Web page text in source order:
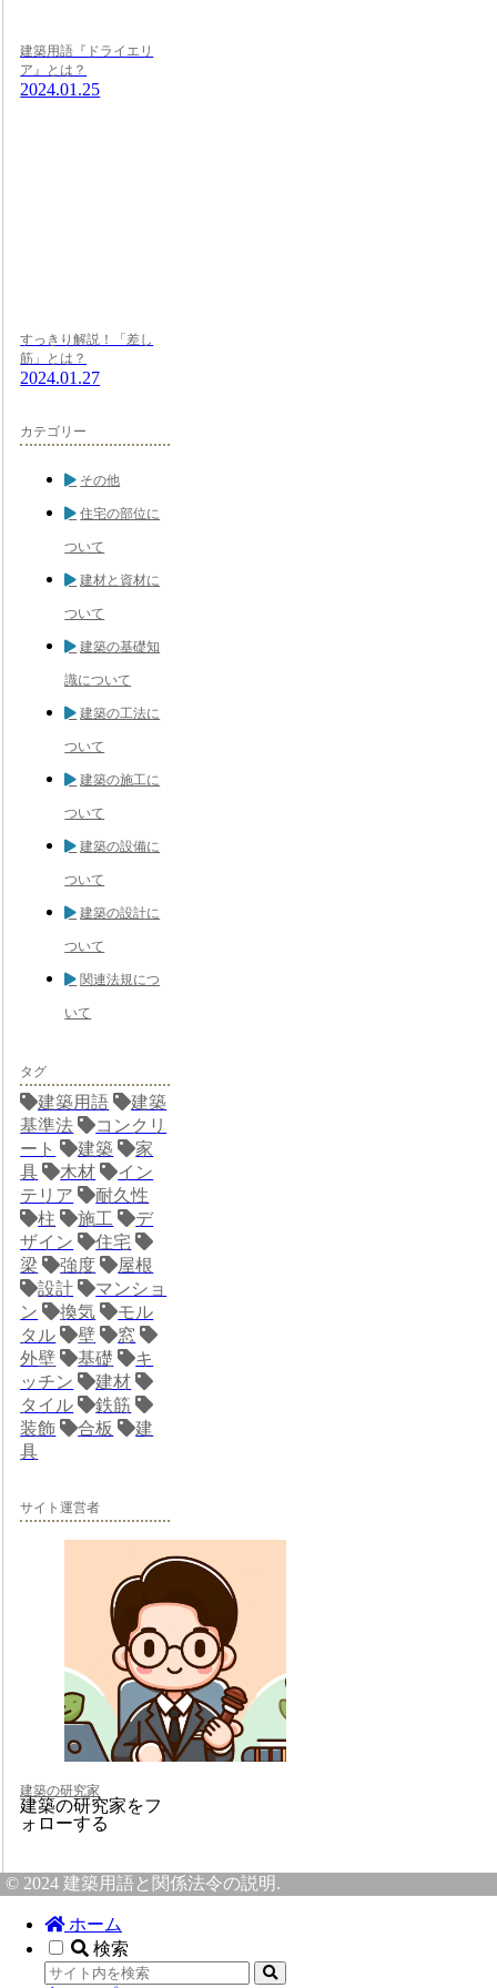
建築用語『ドライエリ
ア』とは？
2024.01.25
すっきり解説！「差し
筋」とは？
2024.01.27
カテゴリー
その他
住宅の部位に
ついて
建材と資材に
ついて
建築の基礎知
識について
建築の工法に
ついて
建築の施工に
ついて
建築の設備に
ついて
建築の設計に
ついて
関連法規につ
いて
タグ
建築用語
建築
基準法
コンクリ
ート
建築
家
具
木材
イン
テリア
耐久性
柱
施工
デ
ザイン
住宅
梁
強度
屋根
設計
マンショ
ン
換気
モル
タル
壁
窓
外壁
基礎
キ
ッチン
建材
タイル
鉄筋
装飾
合板
建
具
サイト運営者
建築の研究家
建築の研究家をフ
ォローする
© 2024 建築用語と関係法令の説明.
ホーム
検索